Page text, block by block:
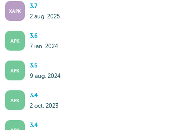
XAPK
3.7
2 aug. 2025
APK
3.6
7 ian. 2024
APK
3.5
9 aug. 2024
APK
3.4
2 oct. 2023
3.4